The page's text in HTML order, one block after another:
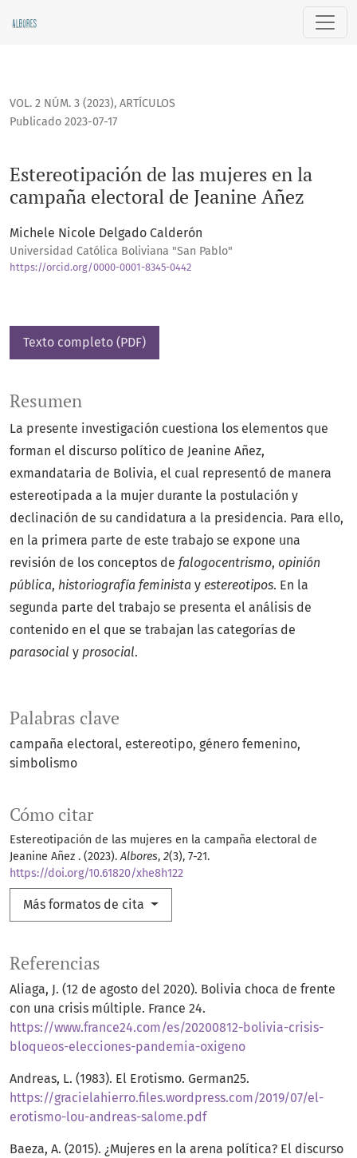
Estereotipación de las mujeres en la campaña electoral de
VOL. 2 NÚM. 3 (2023), ARTÍCULOS
Estereotipación de las mujeres en la
campaña electoral de Jeanine Añez
Publicado 2023-07-17
Michele Nicole Delgado Calderón
Universidad Católica Boliviana "San Pablo"
https://orcid.org/0000-0001-8345-0442
Texto completo (PDF)
Palabras clave
campaña electoral estereotipo género femenino
simbolismo
Cómo citar
Estereotipación de las mujeres en la campaña electoral de
Jeanine Añez . (2023).Albores, 2(3), 7-21.
https://doi.org/10.61820/xhe8h122
Más formatos de cita
Resumen
La presente investigación cuestiona los elementos que
forman el discurso político de Jeanine Añez,
exmandataria de Bolivia, el cual representó de manera
estereotipada a la mujer durante la postulación y
declinación de su candidatura a la presidencia. Para ello,
en la primera parte de este trabajo se expone una
revisión de los conceptos de falogocentrismo, opinión
pública, historiografía feminista y estereotipos. En la
segunda parte del trabajo se presenta el análisis de
contenido en el que se trabajan las categorías de
parasocial y prosocial.
Referencias
Aliaga, J. (12 de agosto del 2020). Bolivia choca de frente
con una crisis múltiple. France 24.
https://www.france24.com/es/20200812-bolivia-crisis-
bloqueos-elecciones-pandemia-oxigeno
Andreas, L. (1983). El Erotismo. German25.
https://gracielahierro.files.wordpress.com/2019/07/el-
erotismo-lou-andreas-salome.pdf
Baeza, A. (2015). ¿Mujeres en la arena política? El discurso